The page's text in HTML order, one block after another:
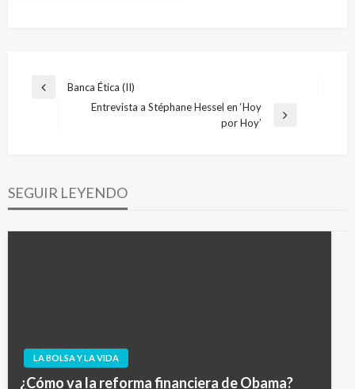
Navegación
Entrada
Banca Ética (II)
Entrevista a Stéphane Hessel en ‘Hoy
por Hoy’
SEGUIR LEYENDO
LA BOLSA Y LA VIDA
¿Cómo va la reforma financiera de Obama?